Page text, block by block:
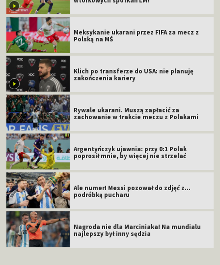
Meksykanie ukarani przez FIFA za mecz z
Polską na MŚ
Klich po transferze do USA: nie planuję
zakończenia kariery
Rywale ukarani. Muszą zapłacić za
zachowanie w trakcie meczu z Polakami
Argentyńczyk ujawnia: przy 0:1 Polak
poprosił mnie, by więcej nie strzelać
Ale numer! Messi pozował do zdjęć z...
podróbką pucharu
Nagroda nie dla Marciniaka! Na mundialu
najlepszy był inny sędzia